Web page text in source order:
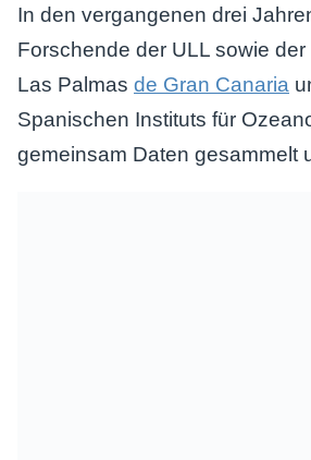
In den vergangenen drei
Forschende der ULL sowie
Las Palmas de Gran Canaria
Spanischen Instituts für
gemeinsam Daten gesammelt